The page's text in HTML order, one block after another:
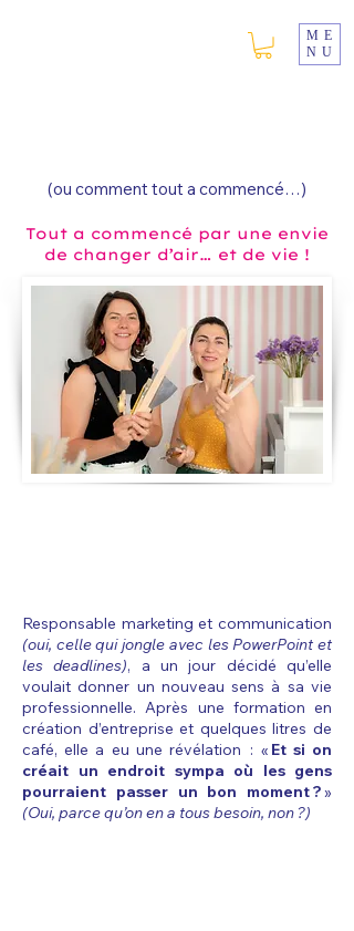
ME
NU
(ou comment tout a commencé…)
Tout a commencé par une envie
de changer d’air… et de vie !
Responsable marketing et communication
(oui, celle qui jongle avec les PowerPoint et
les deadlines), a un jour décidé qu’elle
voulait donner un nouveau sens à sa vie
professionnelle. Après une formation en
création d’entreprise et quelques litres de
café, elle a eu une révélation : « Et si on
créait un endroit sympa où les gens
pourraient passer un bon moment ?»
(Oui, parce qu’on en a tous besoin, non ?)